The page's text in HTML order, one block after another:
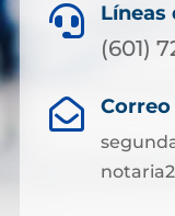
 Líneas
(601)
